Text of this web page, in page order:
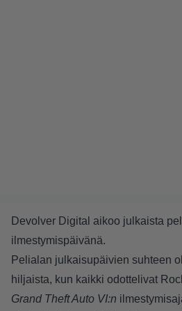
Devolver Digital aikoo julkaista
ilmestymispäivänä.
Pelialan julkaisupäivien suhteen
hiljaista, kun kaikki odottelivat
Grand Theft Auto VI:n